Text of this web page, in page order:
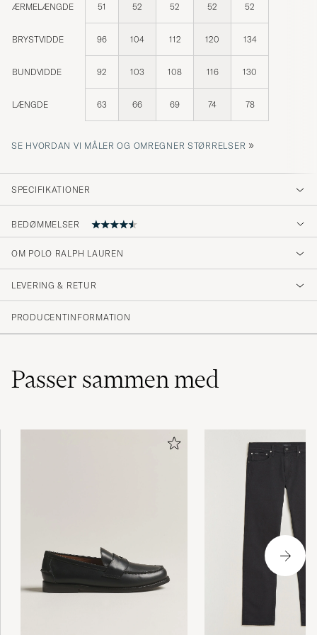
ÆRMELÆNGDE 51 52 52 52 52
BRYSTVIDDE 96 104 112 120 134
BUNDVIDDE 92 103 108 116 130
LÆNGDE 63 66 69 74 78
SE HVORDAN VI MÅLER OG OMREGNER STØRRELSER »
SPECIFIKATIONER
BEDØMMELSER
4.6
(33)
(0)
Nice product. Happy to shop with Care of
Carl. Fast delivery, well packed and such a
Enkelt og raskt :-)
STIG Å KØBTE PÅ CAREOFCARL.NO
Fin materialkvaliet och utmärkt passform.
OM POLO RALPH LAUREN
LEVERING & RETUR
PRODUCENTINFORMATION
Passer sammen med